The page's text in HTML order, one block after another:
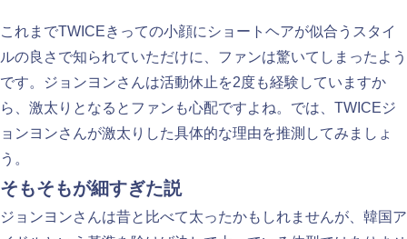
これまでTWICEきっての小顔にショートヘアが似合うスタイ
ルの良さで知られていただけに、ファンは驚いてしまったよう
です。ジョンヨンさんは活動休止を2度も経験していますか
ら、激太りとなるとファンも心配ですよね。では、TWICEジ
ョンヨンさんが激太りした具体的な理由を推測してみましょ
う。
そもそもが細すぎた説
ジョンヨンさんは昔と比べて太ったかもしれませんが、韓国ア